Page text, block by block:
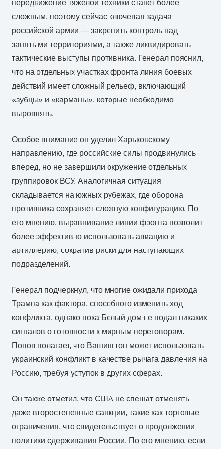
передвижение тяжелой техники станет более
сложным, поэтому сейчас ключевая задача
российской армии — закрепить контроль над
занятыми территориями, а также ликвидировать
тактические выступы противника. Генерал пояснил,
что на отдельных участках фронта линия боевых
действий имеет сложный рельеф, включающий
«зубцы» и «карманы», которые необходимо
выровнять.
Особое внимание он уделил Харьковскому
направлению, где российские силы продвинулись
вперед, но не завершили окружение отдельных
группировок ВСУ. Аналогичная ситуация
складывается на южных рубежах, где оборона
противника сохраняет сложную конфигурацию. По
его мнению, выравнивание линии фронта позволит
более эффективно использовать авиацию и
артиллерию, сократив риски для наступающих
подразделений.
Генерал подчеркнул, что многие ожидали прихода
Трампа как фактора, способного изменить ход
конфликта, однако пока Белый дом не подал никаких
сигналов о готовности к мирным переговорам.
Попов полагает, что Вашингтон может использовать
украинский конфликт в качестве рычага давления на
Россию, требуя уступок в других сферах.
Он также отметил, что США не спешат отменять
даже второстепенные санкции, такие как торговые
ограничения, что свидетельствует о продолжении
политики сдерживания России. По его мнению, если